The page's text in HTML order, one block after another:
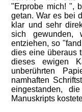
"Erprobe mich! ",
getan. War es bei
klar und sehr
sich gewunden,
entziehen, so
dies eine überaus
dieses ewigen
unberührten
namhaften
eingestanden,
Manuskripts